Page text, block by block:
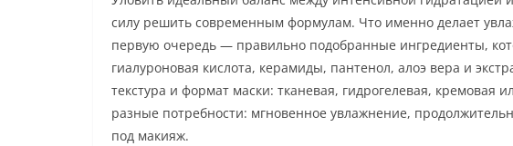
силу решить современным формулам. Что именно делает
первую очередь — правильно подобранные ингредиенты,
гиалуроновая кислота, керамиды, пантенол, алоэ вера и
текстура и формат маски: тканевая, гидрогелевая, кремовая
разные потребности: мгновенное увлажнение,
под макияж.